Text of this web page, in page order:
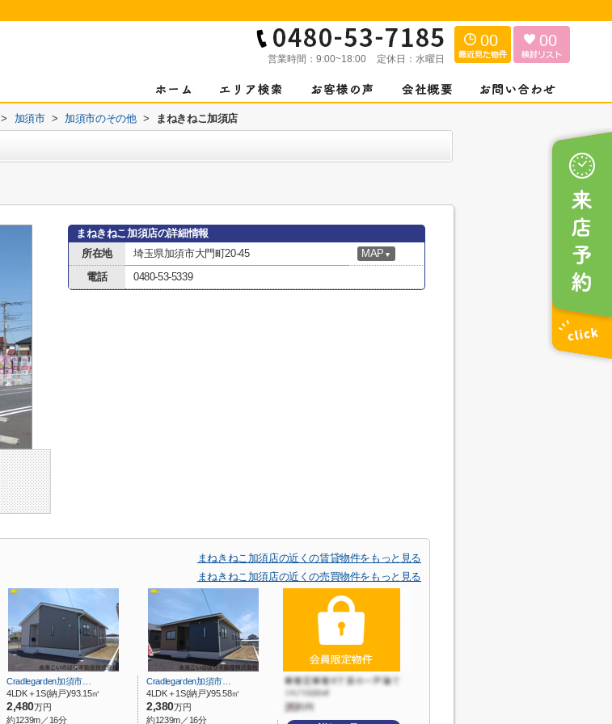
営業時間： 9:00~18:00 定休日： 水曜日
00 00
> 加須市 > 加須市のその他 > まねきねこ加須店
まねきねこ加須店の詳細情報
所在地
埼玉県加須市大門町20-45 MAP ▼
電話 0480-53-5339
まねきねこ加須店の近くの賃貸物件をもっと見る
まねきねこ加須店の近くの売買物件をもっと見る
Cradlegarden加須市…
4LDK＋1S(納戸)/93.15㎡
2,480万円
約1239m／16分
Cradlegarden加須市…
4LDK＋1S(納戸)/95.58㎡
2,380万円
約1239m／16分